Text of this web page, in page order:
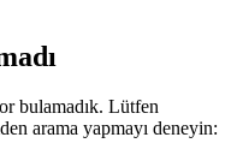
bulamadık. Lütfen
arama yapmayı deneyin: